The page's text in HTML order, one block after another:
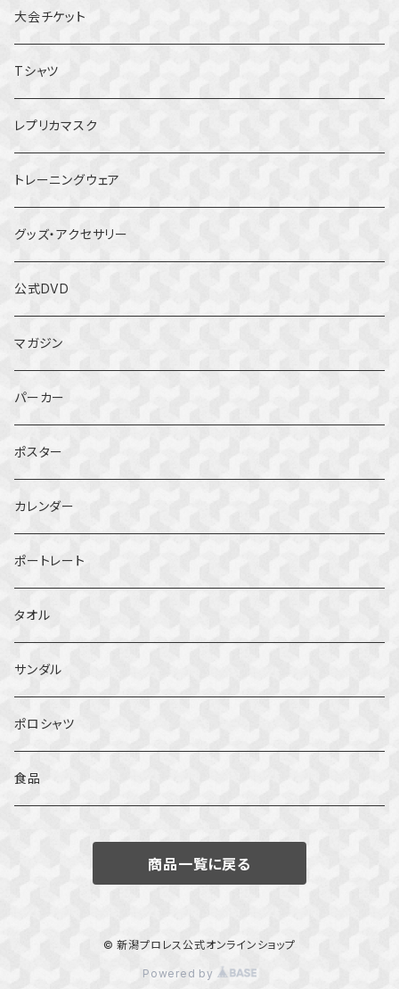
大会チケット
Tシャツ
レプリカマスク
トレーニングウェア
グッズ・アクセサリー
公式DVD
マガジン
パーカー
ポスター
カレンダー
ポートレート
タオル
サンダル
ポロシャツ
食品
商品一覧に戻る
© 新潟プロレス公式オンラインショップ
Powered by